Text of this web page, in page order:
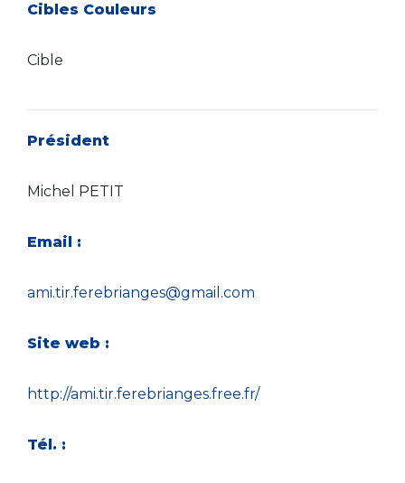
Cibles Couleurs
Cible
Président
Michel PETIT
Email :
ami.tir.ferebrianges@gmail.com
Site web :
http://ami.tir.ferebrianges.free.fr/
Tél. :